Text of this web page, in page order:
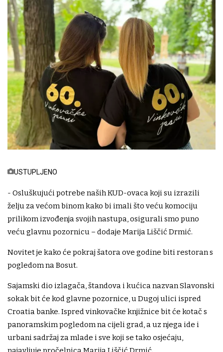
USTUPLJENO
- Osluškujući potrebe naših KUD-ovaca koji su izrazili
želju za većom binom kako bi imali što veću komociju
prilikom izvođenja svojih nastupa, osigurali smo puno
veću glavnu pozornicu – dodaje Marija Liščić Drmić.
Novitet je kako će pokraj šatora ove godine biti restoran s
pogledom na Bosut.
Sajamski dio izlagača, štandova i kućica nazvan Slavonski
sokak bit će kod glavne pozornice, u Dugoj ulici ispred
Croatia banke. Ispred vinkovačke knjižnice bit će kotač s
panoramskim pogledom na cijeli grad, a uz njega ide i
urbani sadržaj za mlade i sve koji se tako osjećaju,